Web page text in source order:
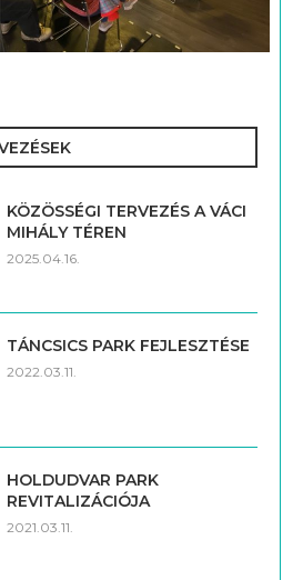
KÖZÖSSÉGI TERVEZÉS A VÁCI
MIHÁLY TÉREN
2025.04.16.
TÁNCSICS PARK FEJLESZTÉSE
2022.03.11.
HOLDUDVAR PARK
REVITALIZÁCIÓJA
2021.03.11.